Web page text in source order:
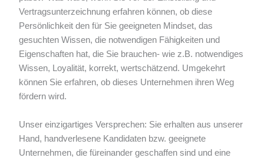
Vertragsunterzeichnung erfahren können, ob diese
Persönlichkeit den für Sie geeigneten Mindset, das
gesuchten Wissen, die notwendigen Fähigkeiten und
Eigenschaften hat, die Sie brauchen- wie z.B. notwendiges
Wissen, Loyalität, korrekt, wertschätzend. Umgekehrt
können Sie erfahren, ob dieses Unternehmen ihren Weg
fördern wird.
Unser einzigartiges Versprechen: Sie erhalten aus unserer
Hand, handverlesene Kandidaten bzw. geeignete
Unternehmen, die füreinander geschaffen sind und eine